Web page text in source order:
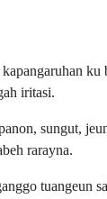
iritasi.
sungut,
rarayna.
tuangeun